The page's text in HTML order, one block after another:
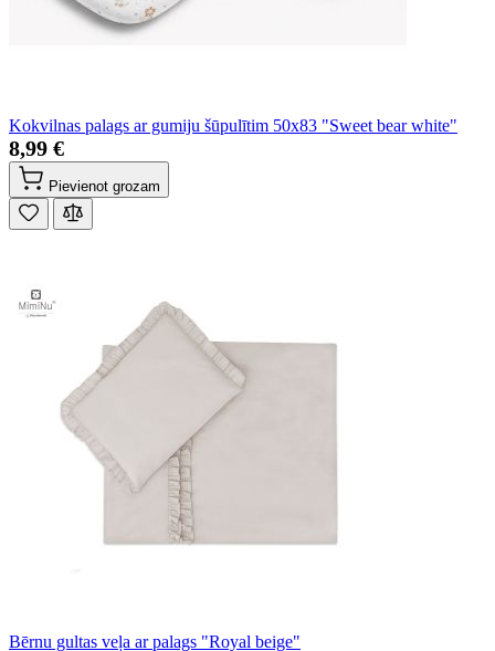
Kokvilnas palags ar gumiju šūpulītim 50x83 "Sweet bear white"
8,99 €
Pievienot grozam
Bērnu gultas veļa ar palags "Royal beige"